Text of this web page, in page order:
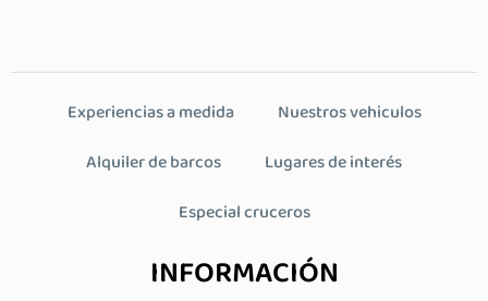
Experiencias a medida
Nuestros vehiculos
Alquiler de barcos
Lugares de interés
Especial cruceros
INFORMACIÓN